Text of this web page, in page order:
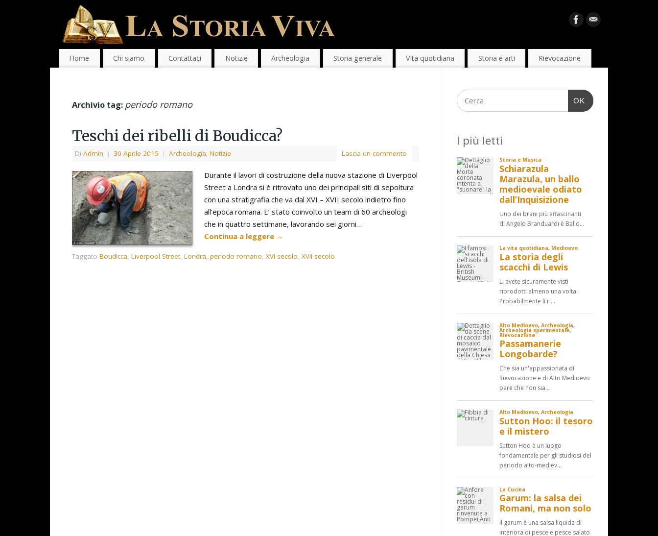
Home Chi siamo Contattaci Notizie Archeologia Storia generale Vita quotidiana Storia e arti Rievocazione
Archivio tag: periodo romano
Teschi dei ribelli di Boudicca?
Di Admin | 30 Aprile 2015 | Archeologia, Notizie Lascia un commento
Durante il lavori di costruzione della nuova stazione di Liverpool
Street a Londra si è ritrovato uno dei principali siti di sepoltura
con una stratigrafia che va dal XVI – XVII secolo indietro fino
all’epoca romana. E’ stato coinvolto un team di 60 archeologi
che in quattro settimane, lavorando sei giorni…
Continua a leggere →
Taggato Boudicca, Liverpool Street, Londra, periodo romano, XVI secolo, XVII secolo
OK
I più letti